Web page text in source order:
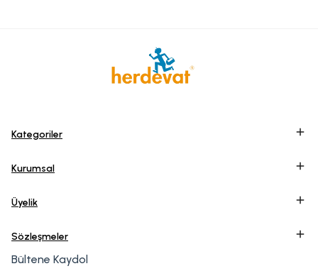
Kategoriler
Kurumsal
Üyelik
Sözleşmeler
Bültene Kaydol